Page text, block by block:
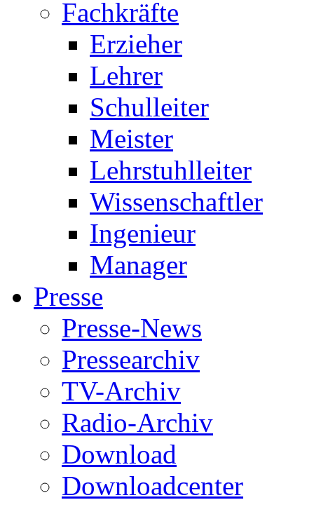
Fachkräfte
Erzieher
Lehrer
Schulleiter
Meister
Lehrstuhlleiter
Wissenschaftler
Ingenieur
Manager
Presse
Presse-News
Pressearchiv
TV-Archiv
Radio-Archiv
Download
Downloadcenter